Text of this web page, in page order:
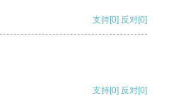
支持[0] 反对[0]
支持[0] 反对[0]